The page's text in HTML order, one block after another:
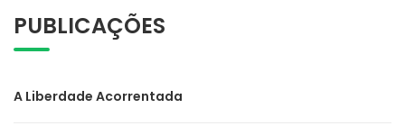
PUBLICAÇÕES
A Liberdade Acorrentada